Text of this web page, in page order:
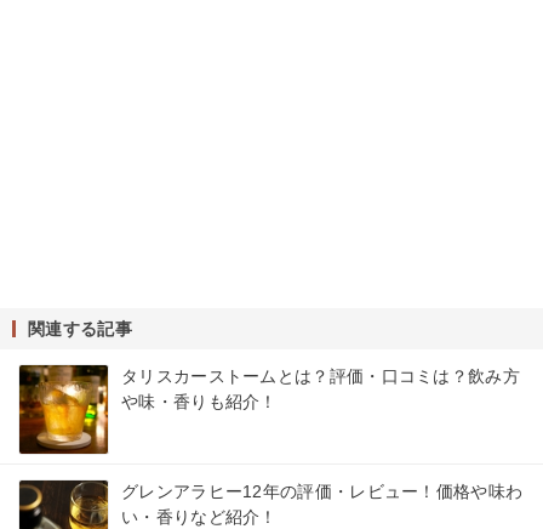
関連する記事
タリスカーストームとは？評価・口コミは？飲み方
や味・香りも紹介！
グレンアラヒー12年の評価・レビュー！価格や味わ
い・香りなど紹介！